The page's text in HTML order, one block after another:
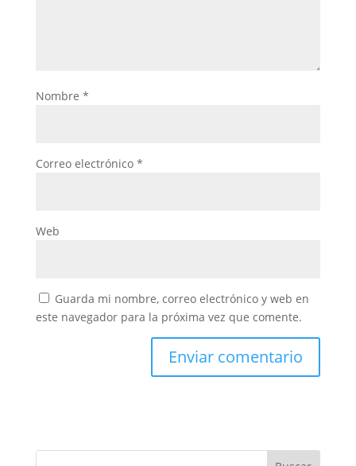
Nombre *
Correo electrónico *
Web
Guarda mi nombre, correo electrónico y web en
este navegador para la próxima vez que comente.